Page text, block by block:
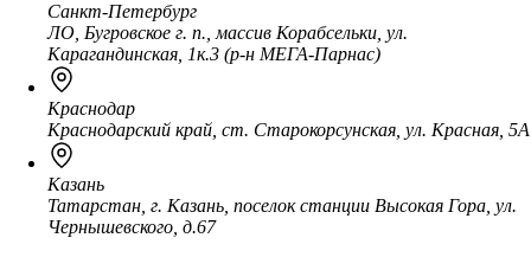
Санкт-Петербург
ЛО, Бугровское г. п., массив Корабсельки, ул.
Карагандинская, 1к.3 (р-н МЕГА-Парнас)
Краснодар
Краснодарский край, ст. Старокорсунская, ул. Красная, 5А
Казань
Татарстан, г. Казань, поселок станции Высокая Гора, ул.
Чернышевского, д.67